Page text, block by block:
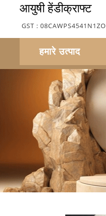
आयुषी हेंडीक्राफ्ट
GST : 08CAWPS4541N1ZO
हमारे उत्पाद